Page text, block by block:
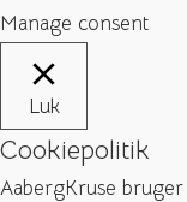
Manage consent
Luk
Cookiepolitik
AabergKruse